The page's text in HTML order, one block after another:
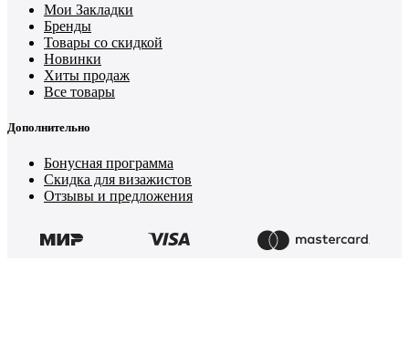
Мои Закладки
Бренды
Товары со скидкой
Новинки
Хиты продаж
Все товары
Дополнительно
Бонусная программа
Скидка для визажистов
Отзывы и предложения